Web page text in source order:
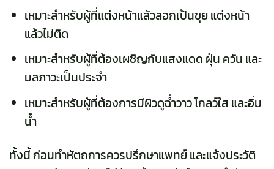
เหมาะสำหรับผู้ที่แต่งหน้าแล้วลอกเป็นขุย แต่งหน้า
แล้วไม่ติด
เหมาะสำหรับผู้ที่ต้องเผชิญกับแสงแดด ฝุ่น ควัน และ
มลภาวะเป็นประจำ
เหมาะสำหรับผู้ที่ต้องการมีผิวดูฉ่ำวาว โกลว์ใส และอิ่ม
น้ำ
ทั้งนี้ ก่อนทำหัตถการควรปรึกษาแพทย์ และแจ้งประวัติ